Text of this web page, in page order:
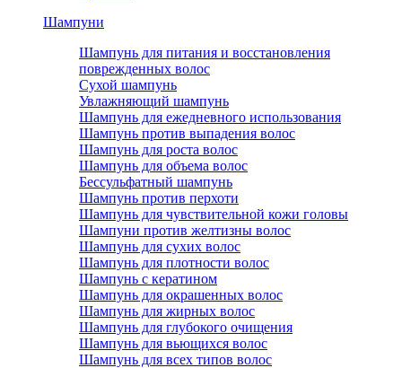
Шампуни
Шампунь для питания и восстановления
поврежденных волос
Сухой шампунь
Увлажняющий шампунь
Шампунь для ежедневного использования
Шампунь против выпадения волос
Шампунь для роста волос
Шампунь для объема волос
Бессульфатный шампунь
Шампунь против перхоти
Шампунь для чувствительной кожи головы
Шампуни против желтизны волос
Шампунь для сухих волос
Шампунь для плотности волос
Шампунь с кератином
Шампунь для окрашенных волос
Шампунь для жирных волос
Шампунь для глубокого очищения
Шампунь для вьющихся волос
Шампунь для всех типов волос